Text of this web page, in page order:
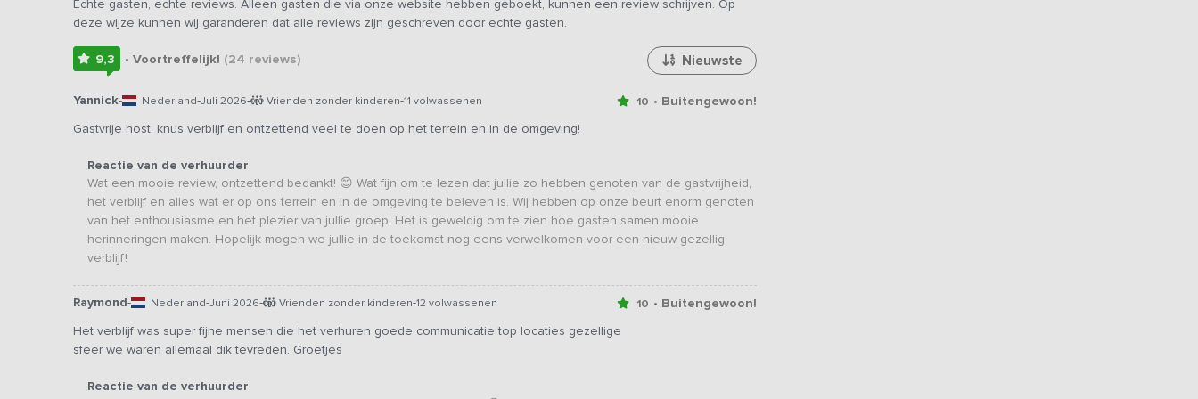
Echte gasten, echte reviews. Alleen gasten die via onze website hebben geboekt, kunnen een review schrijven. Op
deze wijze kunnen wij garanderen dat alle reviews zijn geschreven door echte gasten.
9,3 • Voortreffelijk! (24 reviews) Nieuwste
Yannick- Nederland-Juli 2026- Vrienden zonder kinderen-11 volwassenen 10 • Buitengewoon!
Gastvrije host, knus verblijf en ontzettend veel te doen op het terrein en in de omgeving!
Reactie van de verhuurder
Wat een mooie review, ontzettend bedankt! 😊 Wat fijn om te lezen dat jullie zo hebben genoten van de gastvrijheid,
het verblijf en alles wat er op ons terrein en in de omgeving te beleven is. Wij hebben op onze beurt enorm genoten
van het enthousiasme en het plezier van jullie groep. Het is geweldig om te zien hoe gasten samen mooie
herinneringen maken. Hopelijk mogen we jullie in de toekomst nog eens verwelkomen voor een nieuw gezellig
verblijf!
Raymond- Nederland-Juni 2026- Vrienden zonder kinderen-12 volwassenen 10 • Buitengewoon!
Het verblijf was super fijne mensen die het verhuren goede communicatie top locaties gezellige
sfeer we waren allemaal dik tevreden. Groetjes
Reactie van de verhuurder